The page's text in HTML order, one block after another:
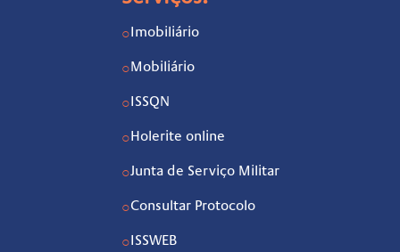
○ Imobiliário
○Mobiliário
○ ISSQN
○ Holerite online
○Junta de Serviço Militar
○Consultar Protocolo
○ ISSWEB